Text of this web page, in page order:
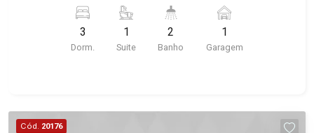
- Alto da Boa Vista | Ribeirão Preto
localização, próximo a Faculdade UNAERP.
3
Dorm.
1
Suite
2
Banho
1
Garagem
Cód. 20176